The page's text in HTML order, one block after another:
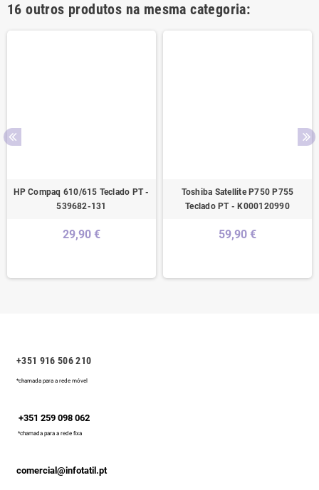
16 outros produtos na mesma categoria:
HP Compaq 610/615 Teclado PT -
539682-131
29,90 €
Toshiba Satellite P750 P755
Teclado PT - K000120990
59,90 €
+351 916 506 210
*chamada para a rede móvel
+351 259 098 062
*chamada para a rede fixa
comercial@infotatil.pt